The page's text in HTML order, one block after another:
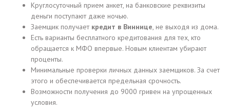
Круглосуточный прием анкет, на банковские реквизиты
деньги поступают даже ночью.
Заемщик получает кредит в Виннице, не выходя из дома.
Есть варианты бесплатного кредитования для тех, кто
обращается к МФО впервые. Новым клиентам убирают
проценты.
Минимальные проверки личных данных заемщиков. За счет
этого и обеспечивается предельная срочность.
Возможности получения до 9000 гривен на упрощенных
условия.